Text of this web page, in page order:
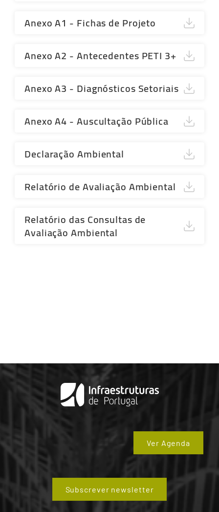
Anexo A1 - Fichas de Projeto
Anexo A2 - Antecedentes PETI 3+
Anexo A3 - Diagnósticos Setoriais
Anexo A4 - Auscultação Pública
Declaração Ambiental
Relatório de Avaliação Ambiental
Relatório das Consultas de
Avaliação Ambiental
Ver Agenda
Subscrever newsletter